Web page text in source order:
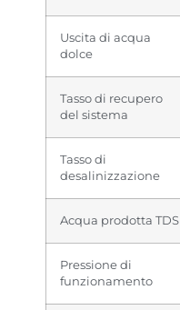
Uscita di acqua
dolce
Tasso di recupero
del sistema
Tasso di
desalinizzazione
Acqua prodotta TDS
Pressione di
funzionamento